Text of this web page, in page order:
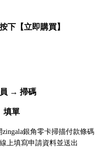
下【立即購買】
→ 掃碼
填單
銀角零卡掃描付款條碼
上填寫申請資料並送出